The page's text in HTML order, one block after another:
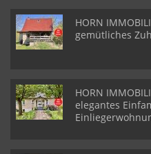
HORN
gemütliches
HORN
elegantes